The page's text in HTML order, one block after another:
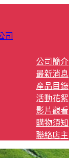
公司簡介
最新消息
產品目錄
活動花絮
影片觀看
購物須知
聯絡店主